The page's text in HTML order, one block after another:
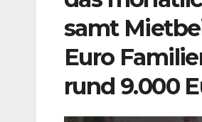
samt
Euro
rund 9.000